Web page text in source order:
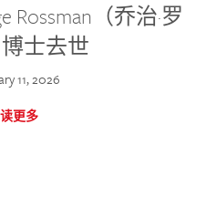
Rossman（乔治·罗
士去世
11, 2026
更多